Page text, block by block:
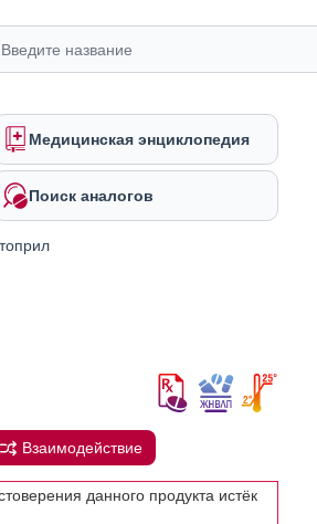
Медицинская энциклопедия
Поиск аналогов
Взаимодействие
данного продукта истёк